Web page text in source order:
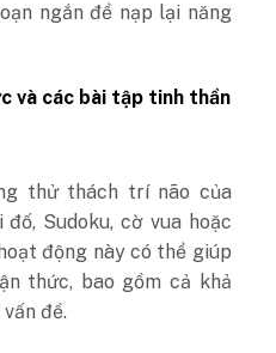
ngắn để nạp lại năng
và các bài tập tinh thần
thử thách trí não của
đố, Sudoku, cờ vua hoặc
động này có thể giúp
thức, bao gồm cả khả
đề.